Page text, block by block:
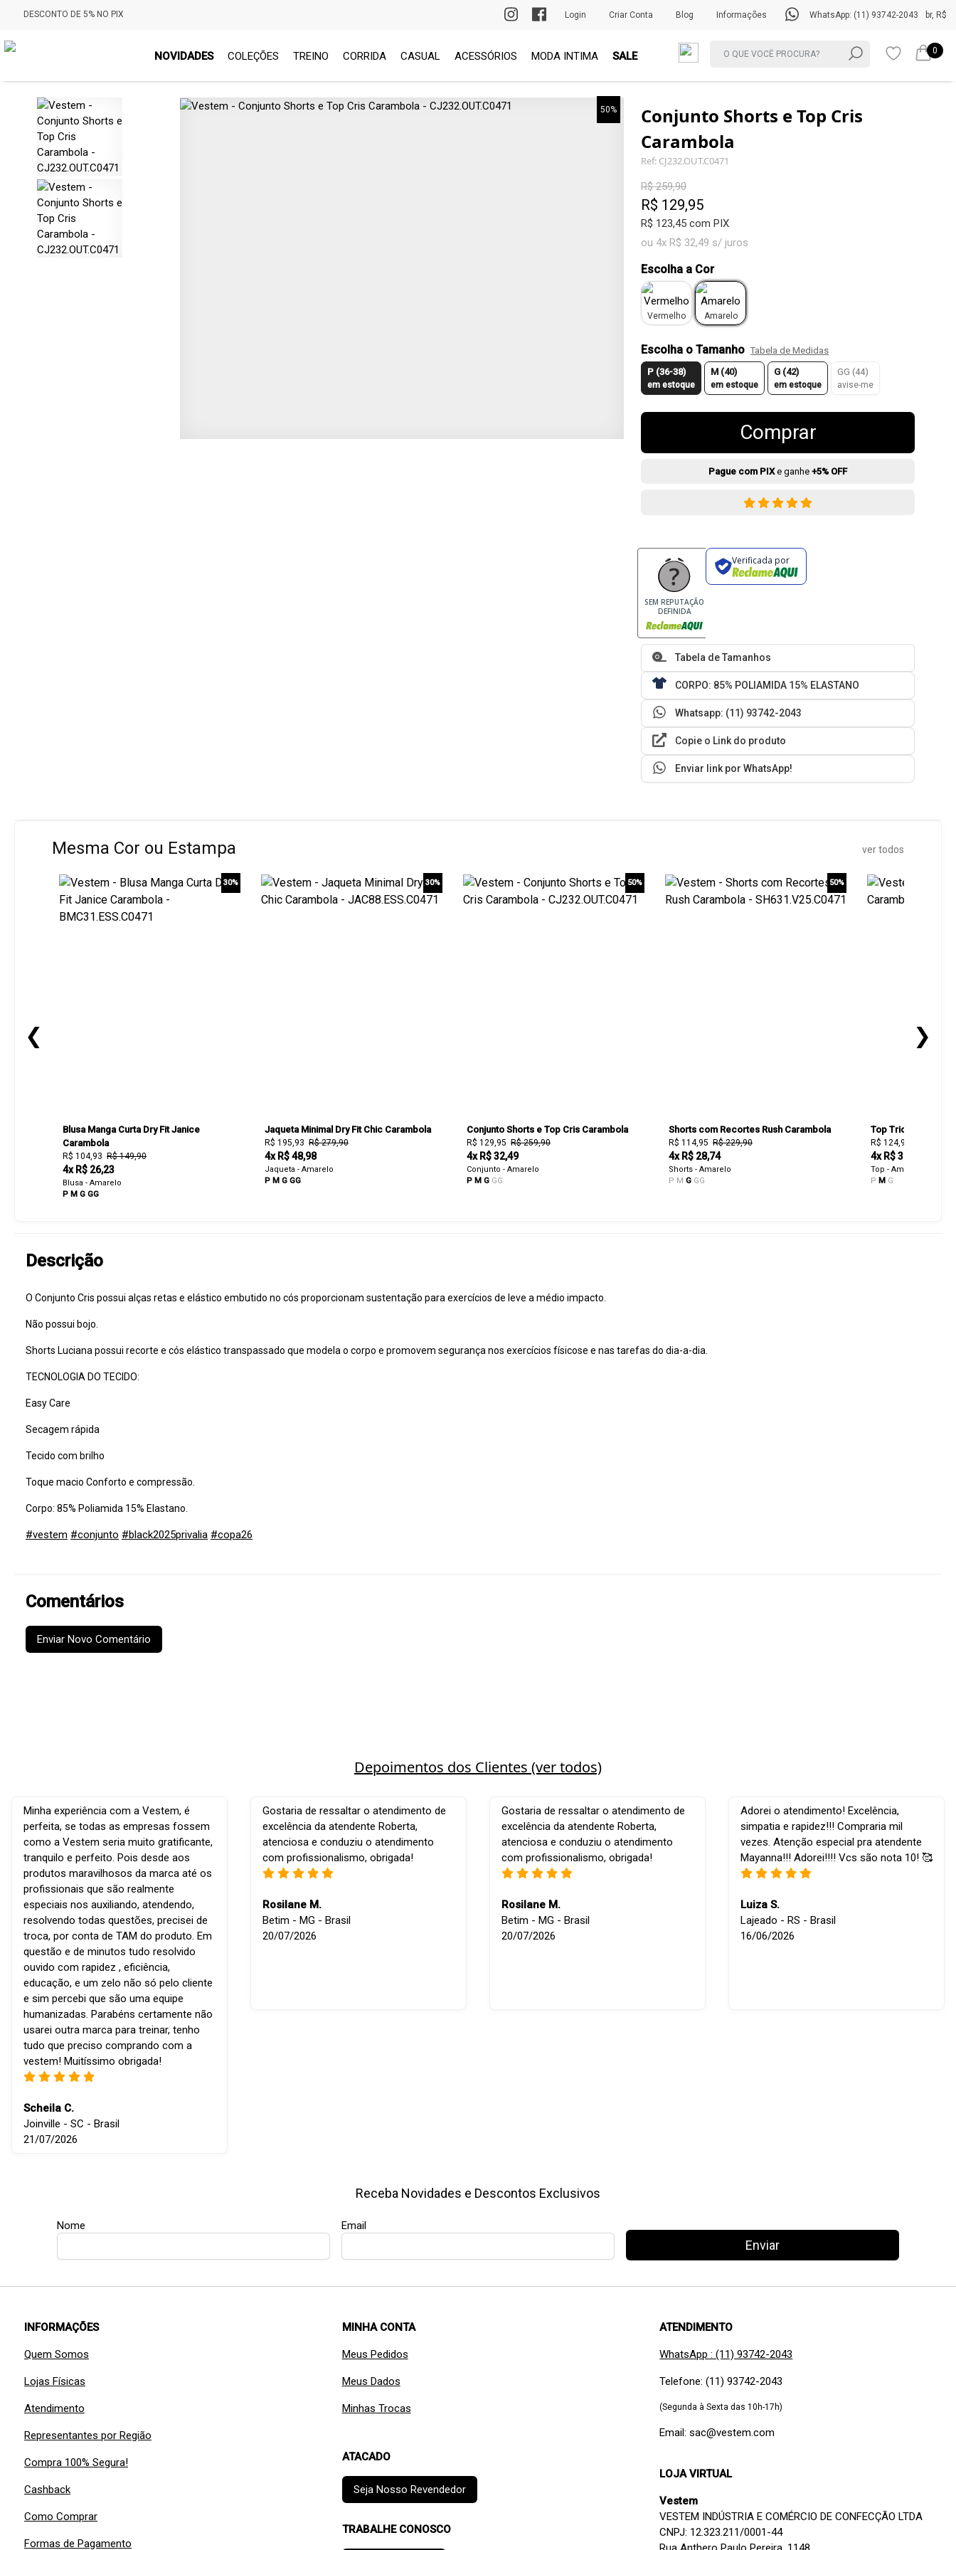
DESCONTO DE 5% NO PIX PRIMEIRA TROCA GRÁTIS br, R$
WhatsApp: (11) 93742-2043
Informações
Blog
Criar Conta
Login
NOVIDADES COLEÇÕES TREINO CORRIDA CASUAL ACESSÓRIOS MODA INTIMA SALE 0
50%
Conjunto Shorts e Top Cris
Carambola
Ref: CJ232.OUT.C0471
R$ 259,90
R$ 129,95
R$ 123,45 com PIX
ou 4x R$ 32,49 s/ juros
Escolha a Cor
Vermelho Amarelo
Escolha o Tamanho Tabela de Medidas
P (36-38)
em estoque
M (40)
em estoque
G (42)
em estoque
GG (44)
avise-me
Comprar
Pague com PIXe ganhe+5% OFF
SEM REPUTAÇÃO
DEFINIDA
Verificada por
Tabela de Tamanhos
CORPO: 85% POLIAMIDA 15% ELASTANO
Whatsapp: (11) 93742-2043
Copie o Link do produto
Enviar link por WhatsApp!
Mesma Cor ou Estampa ver todos
❮
30%
Blusa Manga Curta Dry Fit Janice
Carambola
R$ 104,93 R$ 149,90
4x R$ 26,23
Blusa - Amarelo
P M G GG
30%
Jaqueta Minimal Dry Fit Chic Carambola
R$ 195,93 R$ 279,90
4x R$ 48,98
Jaqueta - Amarelo
P M G GG
50%
Conjunto Shorts e Top Cris Carambola
R$ 129,95 R$ 259,90
4x R$ 32,49
Conjunto - Amarelo
P M G GG
50%
Shorts com Recortes Rush Carambola
R$ 114,95 R$ 229,90
4x R$ 28,74
Shorts - Amarelo
P M G GG
Top Tricolor Estela
R$ 124,95
4x R$ 31,24
Top - Amarelo
P M G
❯
Descrição
O Conjunto Cris possui alças retas e elástico embutido no cós proporcionam sustentação para exercícios de leve a médio impacto.
Não possui bojo.
Shorts Luciana possui recorte e cós elástico transpassado que modela o corpo e promovem segurança nos exercícios físicose e nas tarefas do dia-a-dia.
TECNOLOGIA DO TECIDO:
Easy Care
Secagem rápida
Tecido com brilho
Toque macio Conforto e compressão.
Corpo: 85% Poliamida 15% Elastano.
#vestem #conjunto #black2025privalia #copa26
Comentários
Enviar Novo Comentário
Depoimentos dos Clientes (ver todos)
Minha experiência com a Vestem, é
perfeita, se todas as empresas fossem
como a Vestem seria muito gratificante,
tranquilo e perfeito. Pois desde aos
produtos maravilhosos da marca até os
profissionais que são realmente
especiais nos auxiliando, atendendo,
resolvendo todas questões, precisei de
troca, por conta de TAM do produto. Em
questão e de minutos tudo resolvido
ouvido com rapidez , eficiência,
educação, e um zelo não só pelo cliente
e sim percebi que são uma equipe
humanizadas. Parabéns certamente não
usarei outra marca para treinar, tenho
tudo que preciso comprando com a
vestem! Muitíssimo obrigada!
Scheila C.
Joinville - SC - Brasil
21/07/2026
Gostaria de ressaltar o atendimento de
excelência da atendente Roberta,
atenciosa e conduziu o atendimento
com profissionalismo, obrigada!
Rosilane M.
Betim - MG - Brasil
20/07/2026
Gostaria de ressaltar o atendimento de
excelência da atendente Roberta,
atenciosa e conduziu o atendimento
com profissionalismo, obrigada!
Rosilane M.
Betim - MG - Brasil
20/07/2026
Adorei o atendimento! Excelência,
simpatia e rapidez!!! Compraria mil
vezes. Atenção especial pra atendente
Mayanna!!! Adorei!!!! Vcs são nota 10! 🥰
Luiza S.
Lajeado - RS - Brasil
16/06/2026
Receba Novidades e Descontos Exclusivos
Nome Email
Enviar
INFORMAÇÕES
Quem Somos
Lojas Físicas
Atendimento
Representantes por Região
Compra 100% Segura!
Cashback
Como Comprar
Formas de Pagamento
MINHA CONTA
Meus Pedidos
Meus Dados
Minhas Trocas
ATACADO
Seja Nosso Revendedor
TRABALHE CONOSCO
ATENDIMENTO
WhatsApp : (11) 93742-2043
Telefone: (11) 93742-2043
(Segunda à Sexta das 10h-17h)
Email: sac@vestem.com
LOJA VIRTUAL
Vestem
VESTEM INDÚSTRIA E COMÉRCIO DE CONFECÇÃO LTDA
CNPJ: 12.323.211/0001-44